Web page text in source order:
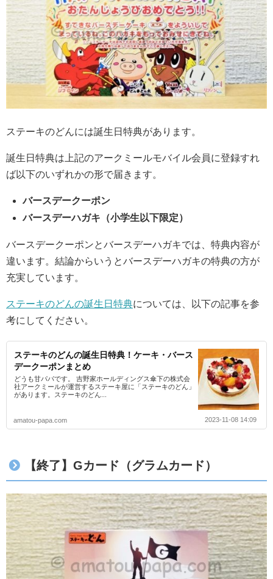
ステーキのどんには誕生日特典があります。
誕生日特典は上記のアークミールモバイル会員に登録すれ
ば以下のいずれかの形で届きます。
バースデークーポン
バースデーハガキ（小学生以下限定）
バースデークーポンとバースデーハガキでは、特典内容が
違います。結論からいうとバースデーハガキの特典の方が
充実しています。
ステーキのどんの誕生日特典については、以下の記事を参
考にしてください。
ステーキのどんの誕生日特典！ケーキ・バース
デークーポンまとめ
どうも甘パパです。 吉野家ホールディングス傘下の株式会
社アークミールが運営するステーキ屋に「ステーキのどん」
があります。ステーキのどん...
amatou-papa.com 2023-11-08 14:09
【終了】Gカード（グラムカード）